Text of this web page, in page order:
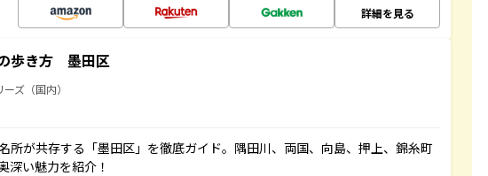
詳細を見る
歩き方 墨田区
ズ（国内）
所が共存する「墨田区」を徹底ガイド。隅田川、両国、向島、押上、錦糸町
深い魅力を紹介！